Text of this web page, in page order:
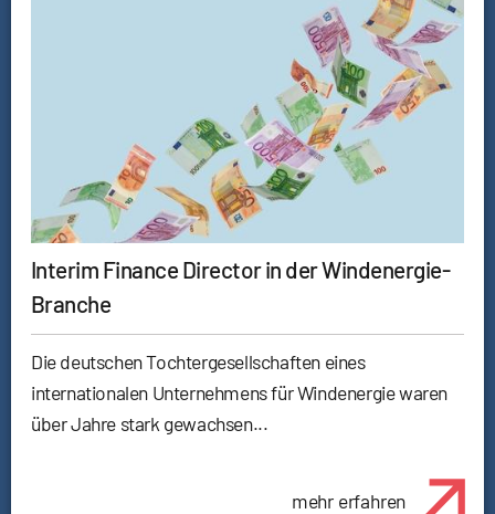
Interim Finance Director in der Windenergie-
Branche
Die deutschen Tochtergesellschaften eines
internationalen Unternehmens für Windenergie waren
über Jahre stark gewachsen...
mehr erfahren